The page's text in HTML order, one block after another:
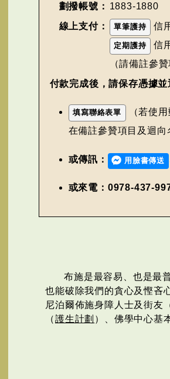
劃撥帳號： 1883-1880
線上支付：
單筆護持 信
定期護持
信
（請備註參
付款完成後，請保存憑據
填寫聯絡表單
（若使
在備註參贊項目及迴
或傳訊： 用臉書傳送
或來電：0978-437-
布施是最容易、也是最
也能破除我們的貪心及慳吝
尼泊爾佈施身障人士及街友
（護生計劃 ）、佛學中心基